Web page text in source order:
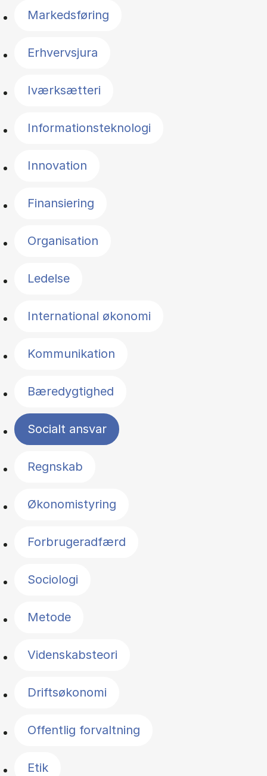
Markedsføring
Erhvervsjura
Iværksætteri
Informationsteknologi
Innovation
Finansiering
Organisation
Ledelse
International økonomi
Kommunikation
Bæredygtighed
Socialt ansvar
Regnskab
Økonomistyring
Forbrugeradfærd
Sociologi
Metode
Videnskabsteori
Driftsøkonomi
Offentlig forvaltning
Etik